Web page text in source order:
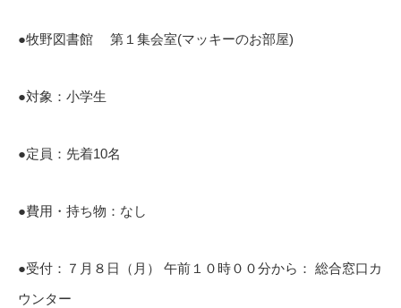
●牧野図書館 第１集会室(マッキーのお部屋)
●対象：小学生
●定員：先着10名
●費用・持ち物：なし
●受付：７月８日（月） 午前１０時００分から： 総合窓口カ
ウンター